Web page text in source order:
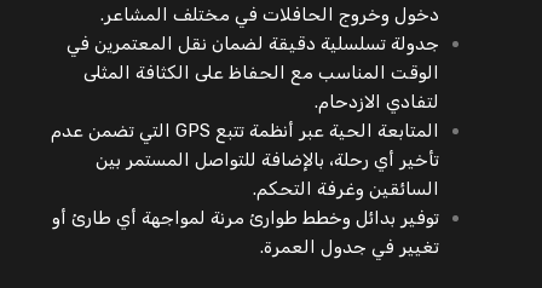
دخول وخروج الحافلات في مختلف المشاعر.
جدولة تسلسلية دقيقة لضمان نقل المعتمرين في
الوقت المناسب مع الحفاظ على الكثافة المثلى
لتفادي الازدحام.
المتابعة الحية عبر أنظمة تتبع GPS التي تضمن عدم
تأخير أي رحلة، بالإضافة للتواصل المستمر بين
السائقين وغرفة التحكم.
توفير بدائل وخطط طوارئ مرنة لمواجهة أي طارئ أو
تغيير في جدول العمرة.